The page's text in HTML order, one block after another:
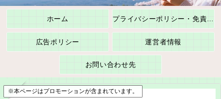
ホーム
広告ポリシー 運営者情報
お問い合わせ先
※本ページはプロモーションが含まれています。